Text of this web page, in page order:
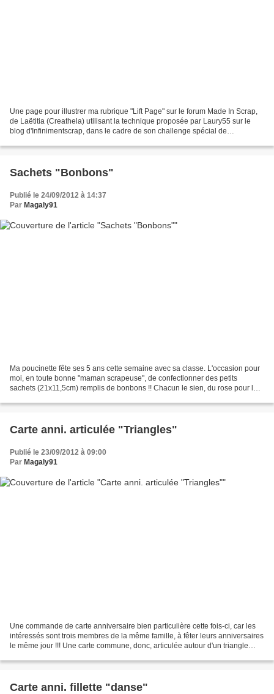
Une page pour illustrer ma rubrique "Lift Page" sur le forum Made In Scrap,
de Laëtitia (Creathela) utilisant la technique proposée par Laury55 sur le
blog d'Infinimentscrap, dans le cadre de son challenge spécial de
Sachets "Bonbons"
Publié le 24/09/2012 à 14:37
Par Magaly91
Ma poucinette fête ses 5 ans cette semaine avec sa classe. L'occasion pour
moi, en toute bonne "maman scrapeuse", de confectionner des petits
sachets (21x11,5cm) remplis de bonbons !! Chacun le sien, du rose pour les
Carte anni. articulée "Triangles"
Publié le 23/09/2012 à 09:00
Par Magaly91
Une commande de carte anniversaire bien particulière cette fois-ci, car les
intéressés sont trois membres de la même famille, à fêter leurs anniversaires
le même jour !!! Une carte commune, donc, articulée autour d'un triangle
Carte anni. fillette "danse"